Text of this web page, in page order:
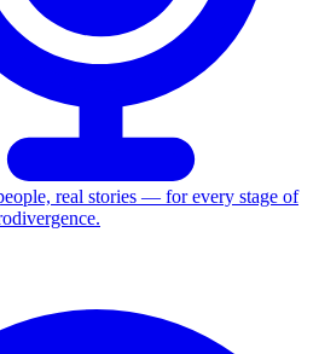
real stories — for every stage of